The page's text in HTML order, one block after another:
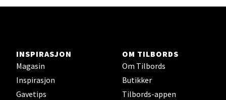
INSPIRASJON
Magasin
Inspirasjon
Gavetips
OM TILBORDS
Om Tilbords
Butikker
Tilbords-appen
Ski Storsenter, Jernbanesvingen 6, 1400 Ski
Åpent i dag 10-21
0 i butikk